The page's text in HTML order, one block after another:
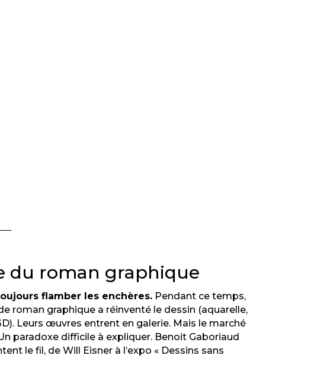
du roman graphique
flamber les enchères. Pendant ce temps,
roman graphique a réinventé le dessin (aquarelle,
Leurs œuvres entrent en galerie. Mais le marché
paradoxe difficile à expliquer. Benoit Gaboriaud
le fil, de Will Eisner à l’expo « Dessins sans